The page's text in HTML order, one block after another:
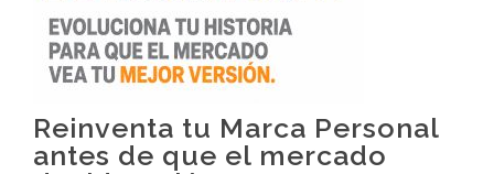
Reinventa tu Marca Personal
antes de que el mercado